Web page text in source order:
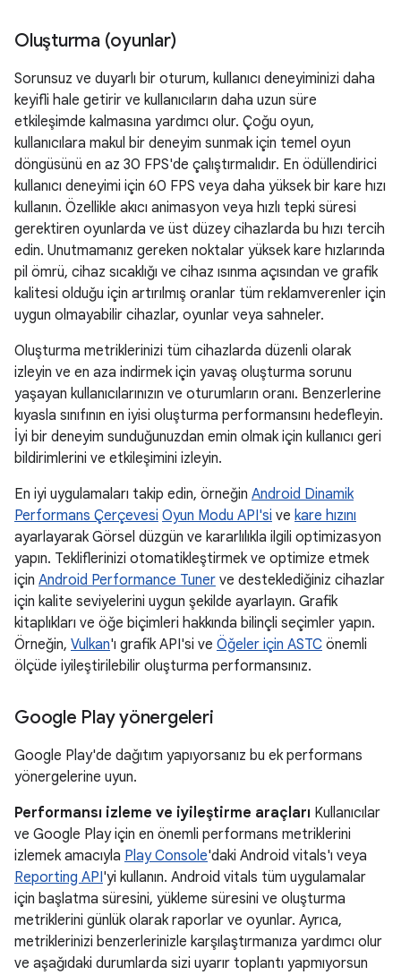
Oluşturma (oyunlar)
Sorunsuz ve duyarlı bir oturum, kullanıcı deneyiminizi daha
keyifli hale getirir ve kullanıcıların daha uzun süre
etkileşimde kalmasına yardımcı olur. Çoğu oyun,
kullanıcılara makul bir deneyim sunmak için temel oyun
döngüsünü en az 30 FPS'de çalıştırmalıdır. En ödüllendirici
kullanıcı deneyimi için 60 FPS veya daha yüksek bir kare hızı
kullanın. Özellikle akıcı animasyon veya hızlı tepki süresi
gerektiren oyunlarda ve üst düzey cihazlarda bu hızı tercih
edin. Unutmamanız gereken noktalar yüksek kare hızlarında
pil ömrü, cihaz sıcaklığı ve cihaz ısınma açısından ve grafik
kalitesi olduğu için artırılmış oranlar tüm reklamverenler için
uygun olmayabilir cihazlar, oyunlar veya sahneler.
Oluşturma metriklerinizi tüm cihazlarda düzenli olarak
izleyin ve en aza indirmek için yavaş oluşturma sorunu
yaşayan kullanıcılarınızın ve oturumların oranı. Benzerlerine
kıyasla sınıfının en iyisi oluşturma performansını hedefleyin.
İyi bir deneyim sunduğunuzdan emin olmak için kullanıcı geri
bildirimlerini ve etkileşimini izleyin.
En iyi uygulamaları takip edin, örneğin Android Dinamik
Performans Çerçevesi Oyun Modu API'si ve kare hızını
ayarlayarak Görsel düzgün ve kararlılıkla ilgili optimizasyon
yapın. Tekliflerinizi otomatikleştirmek ve optimize etmek
için Android Performance Tuner ve desteklediğiniz cihazlar
için kalite seviyelerini uygun şekilde ayarlayın. Grafik
kitaplıkları ve öğe biçimleri hakkında bilinçli seçimler yapın.
Örneğin, Vulkan'ı grafik API'si ve Öğeler için ASTC önemli
ölçüde iyileştirilebilir oluşturma performansınız.
Google Play yönergeleri
Google Play'de dağıtım yapıyorsanız bu ek performans
yönergelerine uyun.
Performansı izleme ve iyileştirme araçları Kullanıcılar
ve Google Play için en önemli performans metriklerini
izlemek amacıyla Play Console'daki Android vitals'ı veya
Reporting API'yi kullanın. Android vitals tüm uygulamalar
için başlatma süresini, yükleme süresini ve oluşturma
metriklerini günlük olarak raporlar ve oyunlar. Ayrıca,
metriklerinizi benzerlerinizle karşılaştırmanıza yardımcı olur
ve aşağıdaki durumlarda sizi uyarır toplantı yapmıyorsun